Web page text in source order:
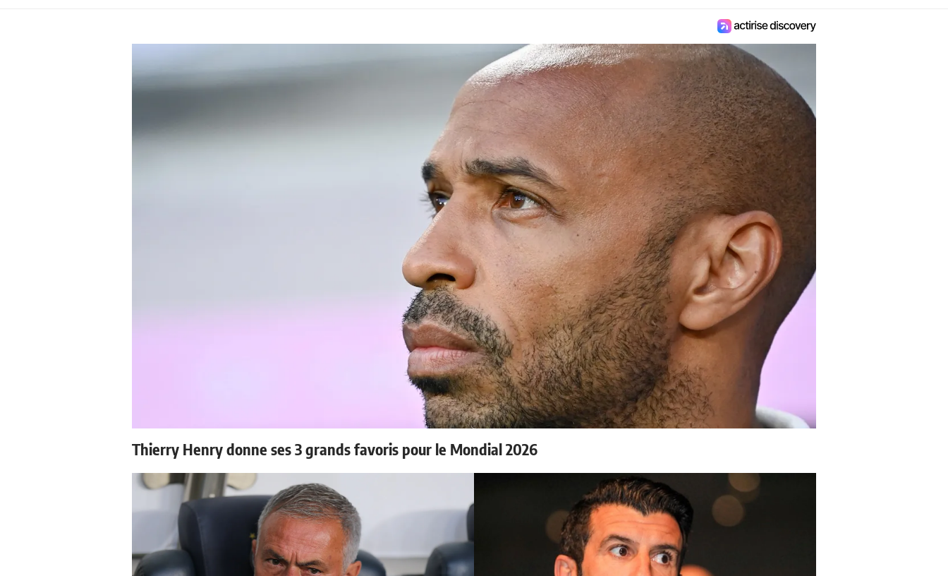
Thierry Henry donne ses 3 grands favoris pour le Mondial 2026